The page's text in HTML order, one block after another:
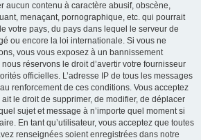
aucun contenu à caractère abusif, obscène,
menaçant, pornographique, etc. qui pourrait
votre pays, du pays dans lequel le serveur de
ou encore la loi internationale. Si vous ne
vous vous exposez à un bannissement
réservons le droit d’avertir votre fournisseur
officielles. L’adresse IP de tous les messages
renforcement de ces conditions. Vous acceptez
le droit de supprimer, de modifier, de déplacer
sujet et message à n’importe quel moment si
En tant qu’utilisateur, vous acceptez que toutes
renseignées soient enregistrées dans notre